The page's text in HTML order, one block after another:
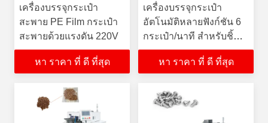
เครื่องบรรจุกระเป๋า
สะพาย PE Film กระเป๋า
สะพายด้วยแรงดัน 220V
หา ราคา ที่ ดี ที่สุด
เครื่องบรรจุกระเป๋า
อัตโนมัติหลายฟังก์ชัน 6
กระเป๋า/นาที สําหรับชิ้น
ส่วนพลาสติก
หา ราคา ที่ ดี ที่สุด